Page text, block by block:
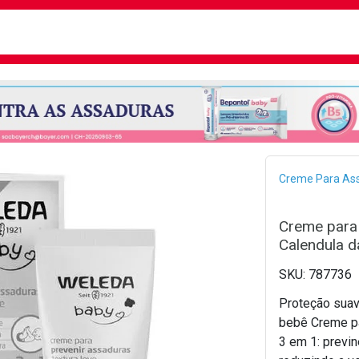
Creme Para
Creme
Calendula
787736
Proteção
bebê Creme
3 em 1: